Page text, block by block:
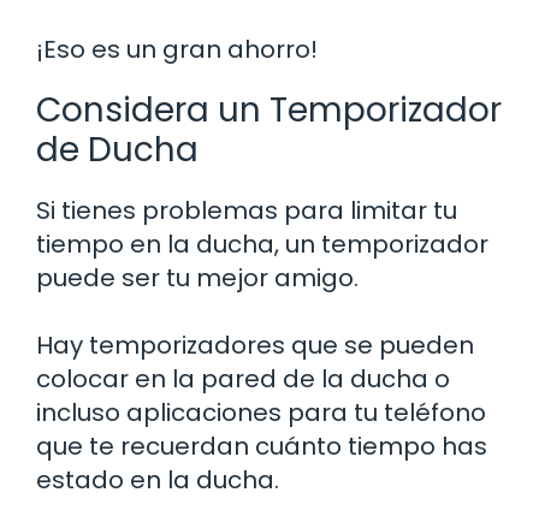
¡Eso es un gran ahorro!
Considera un Temporizador
de Ducha
Si tienes problemas para limitar tu
tiempo en la ducha, un temporizador
puede ser tu mejor amigo.
Hay temporizadores que se pueden
colocar en la pared de la ducha o
incluso aplicaciones para tu teléfono
que te recuerdan cuánto tiempo has
estado en la ducha.